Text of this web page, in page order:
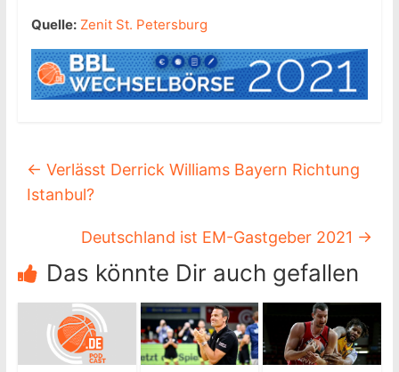
Quelle: Zenit St. Petersburg
← Verlässt Derrick Williams Bayern Richtung
Istanbul?
Deutschland ist EM-Gastgeber 2021 →
Das könnte Dir auch gefallen